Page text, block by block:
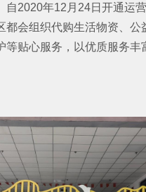
自2020年12月24日开通运
都会组织代购生活物资、公
等贴心服务，以优质服务丰